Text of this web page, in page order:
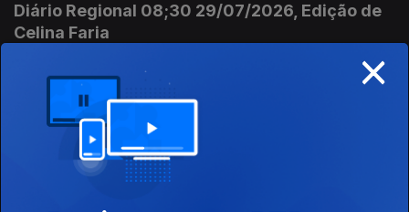
Diário Regional 08;30 29/07/2026, Edição de
Celina Faria
Diário Regional 08;30 29/07/2026, Edição de Celina Faria
Diário Regional 08;30 28/07/2026, Edição de
Celina Faria
×